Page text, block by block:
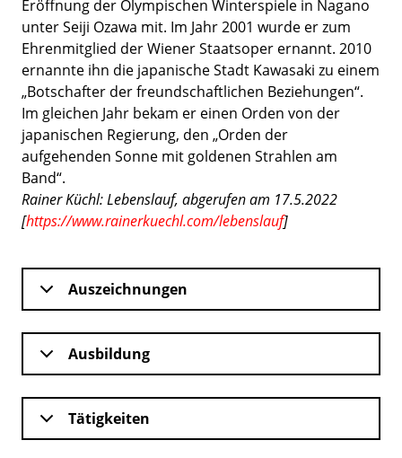
Eröffnung der Olympischen Winterspiele in Nagano
unter Seiji Ozawa mit. Im Jahr 2001 wurde er zum
Ehrenmitglied der Wiener Staatsoper ernannt. 2010
ernannte ihn die japanische Stadt Kawasaki zu einem
„Botschafter der freundschaftlichen Beziehungen“.
Im gleichen Jahr bekam er einen Orden von der
japanischen Regierung, den „Orden der
aufgehenden Sonne mit goldenen Strahlen am
Band“.
Rainer Küchl: Lebenslauf, abgerufen am 17.5.2022
[https://www.rainerkuechl.com/lebenslauf]
Auszeichnungen
Ausbildung
Tätigkeiten